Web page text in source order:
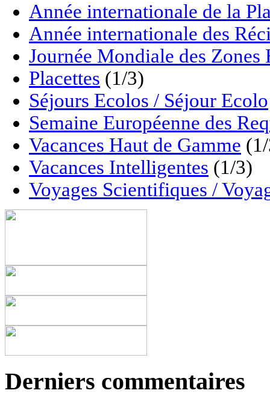
Année internationale de la
Année internationale des
Journée Mondiale des
Placettes (1/3)
Séjours Ecolos / Séjour Ecolo
Semaine Européenne des
Vacances Haut de Gamme
Vacances Intelligentes (1/3)
Voyages Scientifiques /
Derniers commentaires